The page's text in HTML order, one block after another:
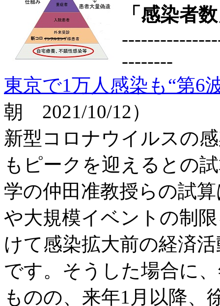
「感染者
--------
東京で1万人感染も“第6
朝 2021/10/12）
新型コロナウイルスの
もピークを迎えるとの
学の仲田准教授らの試
や大規模イベントの制
けて感染拡大前の経済
です。そうした場合に
ものの、来年1月以降、